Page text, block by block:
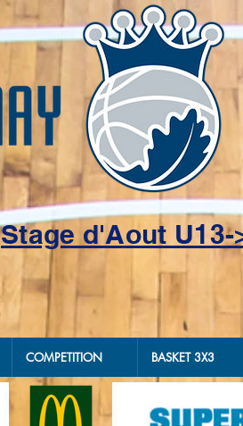
Stage d'Aout U13-
COMPETITION BASKET 3X3